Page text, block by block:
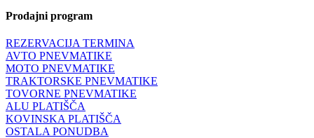
Prodajni program
REZERVACIJA TERMINA
AVTO PNEVMATIKE
MOTO PNEVMATIKE
TRAKTORSKE PNEVMATIKE
TOVORNE PNEVMATIKE
ALU PLATIŠČA
KOVINSKA PLATIŠČA
OSTALA PONUDBA